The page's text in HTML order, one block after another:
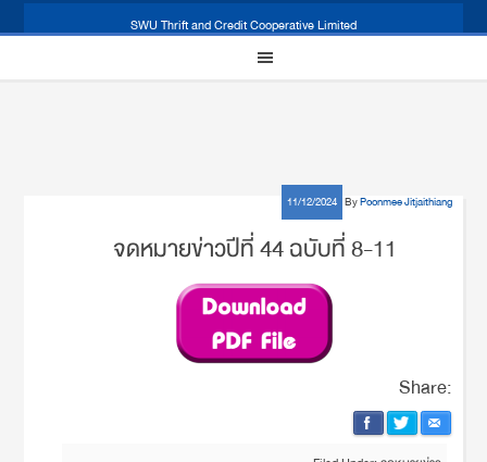
SWU Thrift and Credit Cooperative Limited
11/12/2024 ByPoonmee Jitjaithiang
จดหมายข่าวปีที่ 44 ฉบับที่ 8-11
Share: